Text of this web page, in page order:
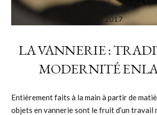
28 février
2017
LA VANNERIE :
MODERNITÉ
Entièrement faits à la main à partir de
objets en vannerie sont le fruit d’un travail